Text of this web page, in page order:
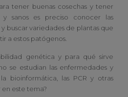
tener buenas cosechas y tener
sanos es preciso conocer las
buscar variedades de plantas que
a estos patógenos.
genética y para qué sirve
se estudian las enfermedades y
bioinformática, las PCR y otras
este tema?